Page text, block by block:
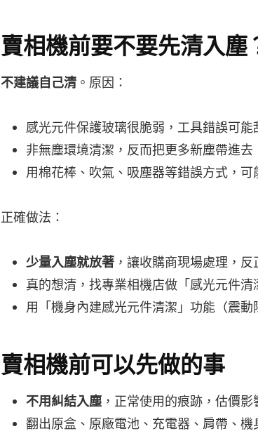
賣相機前要不要先清入塵
不建議自己清 。原因：
感光元件保護玻璃很脆弱，工具錯誤可能
非無塵環境清潔，反而把更多新塵帶進去
用棉花棒、吹氣、吸塵器等錯誤方式，可
正確做法：
少量入塵就放著 ，讓收購商現場處理，
真的想清，找專業相機店做「感光元件
用「機身內建感光元件清潔」功能（震
賣相機前可以先做的事
不用糾結入塵 ，正常使用的痕跡，估價影
翻出原盒、原廠電池、充電器、肩帶、機